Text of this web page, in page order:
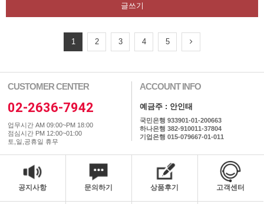
글쓰기
1 2 3 4 5
CUSTOMER CENTER
02-2636-7942
업무시간 AM 09:00~PM 18:00
점심시간 PM 12:00~01:00
토,일,공휴일 휴무
ACCOUNT INFO
예금주 : 안인태
국민은행 933901-01-200663
하나은행 382-910011-37804
기업은행 015-079667-01-011
공지사항 문의하기 상품후기 고객센터